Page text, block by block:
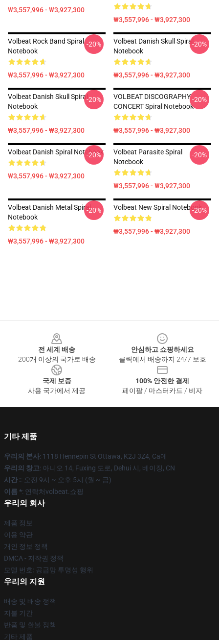
₩3,557,996 - ₩3,927,300
₩3,557,996 - ₩3,927,300
Volbeat Rock Band Spiral
Notebook
₩3,557,996 - ₩3,927,300
-20%
Volbeat Danish Skull Spiral
Notebook
₩3,557,996 - ₩3,927,300
-20%
Volbeat Danish Skull Spiral
Notebook
₩3,557,996 - ₩3,927,300
-20%
VOLBEAT DISCOGRAPHY
CONCERT Spiral Notebook
₩3,557,996 - ₩3,927,300
-20%
Volbeat Danish Spiral Notebook
₩3,557,996 - ₩3,927,300
-20%
Volbeat Parasite Spiral
Notebook
₩3,557,996 - ₩3,927,300
-20%
Volbeat Danish Metal Spiral
Notebook
₩3,557,996 - ₩3,927,300
-20% Volbeat New Spiral Notebook
₩3,557,996 - ₩3,927,300
-20%
전 세계 배송
200개 이상의 국가로 배송
안심하고 쇼핑하세요
클릭에서 배송까지 24/7 보호
국제 보증
사용 국가에서 제공
100% 안전한 결제
페이팔 / 마스터카드 / 비자
기타 제품
우리의 본사: 1118 Hennepin St Ottawa, K2J 3Z4, Ca에
우리의 창고: 아니오 14, Fuxing 도로, Dehui 시, 베이징, CN
시간 :: 오전 9시 ~ 오후 5시 (월 ~ 금)
이름 *: 연락처volbeat.쇼핑
우리의 회사
제품 정보
이용 약관
개인 정보 정책
DMCA - 저작권 정책
모델 번호: 공급망 투명성 행위
우리의 지원
배송 및 배송 정책
지불 기간
반품 및 환불 정책
기타 제품